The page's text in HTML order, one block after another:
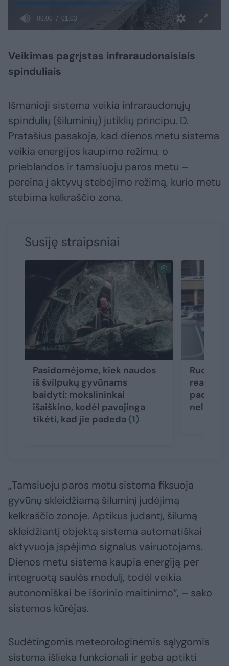
Veikimas pagrįstas infraraudonaisiais
spinduliais
Išmanioji sistema veikia infraraudonųjų
spindulių (šiluminių) jutiklių principu. D.
Pratašius pasakoja, kad dienos metu sistema
veikia energijos kaupimo režimu, o
prieblandos ir tamsiuoju paros metu –
pereina į aktyvų stebėjimo režimą, kurio metu
stebima kelkraščio zona.
Susiję straipsniai
Pasidomėjome, kiek naudos
iš švilpukų gyvūnams
baidyti: mokslininkai
išaiškino, kodėl pavojinga
tikėti, kad jie padeda (1)
Ruduo
realybę:
padės
nelaimių
„Tamsiuoju paros metu sistema fiksuoja
gyvūnų skleidžiamą šiluminį judėjimą
kelkraščio zonoje. Aptikus judantį, šilumą
skleidžiantį objektą sistema automatiškai
aktyvuoja įspėjimo signalus vairuotojams.
Dienos metu sistema kaupia energiją per
integruotą saulės modulį, todėl veikia
autonomiškai be išorinio maitinimo“, – sako
sistemos kūrėjas.
Sudėtingomis meteorologinėmis sąlygomis
sistema išlieka funkcionali ir geba aptikti